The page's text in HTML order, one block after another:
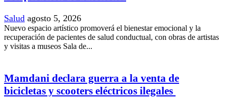
Salud agosto 5, 2026
Nuevo espacio artístico promoverá el bienestar emocional y la
recuperación de pacientes de salud conductual, con obras de artistas
y visitas a museos Sala de...
Mamdani declara guerra a la venta de
bicicletas y scooters eléctricos ilegales